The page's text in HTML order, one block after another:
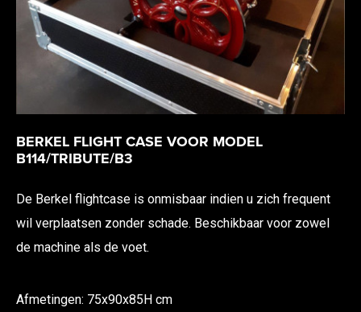
BERKEL FLIGHT CASE VOOR MODEL
B114/TRIBUTE/B3
De Berkel flightcase is onmisbaar indien u zich frequent
wil verplaatsen zonder schade. Beschikbaar voor zowel
de machine als de voet.
Afmetingen: 75x90x85H cm